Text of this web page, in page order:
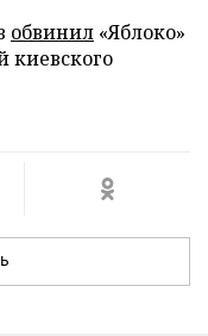
обвинил «Яблоко»
киевского